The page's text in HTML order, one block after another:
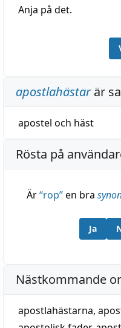
Anja på det.
apostlahästarär
apostel och häst
Rösta på
Är“rop”en bra
Ja
Nästkommande
apostlahästarna,